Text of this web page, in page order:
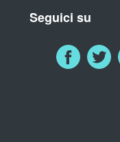
Seguici su